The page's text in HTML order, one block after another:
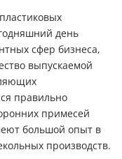
день
сфер бизнеса,
выпускаемой
правильно
примесей
большой опыт в
производств.